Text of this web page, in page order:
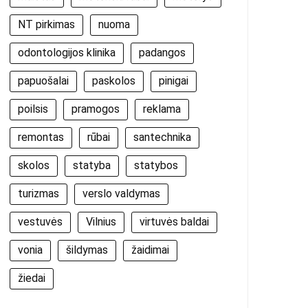
NT pirkimas nuoma
odontologijos klinika padangos
papuošalai paskolos pinigai
poilsis pramogos reklama
remontas rūbai santechnika
skolos statyba statybos
turizmas verslo valdymas
vestuvės Vilnius virtuvės baldai
vonia šildymas žaidimai
žiedai